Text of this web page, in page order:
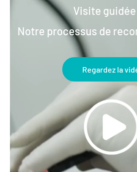
Visite
Notre processus de
Regardez la